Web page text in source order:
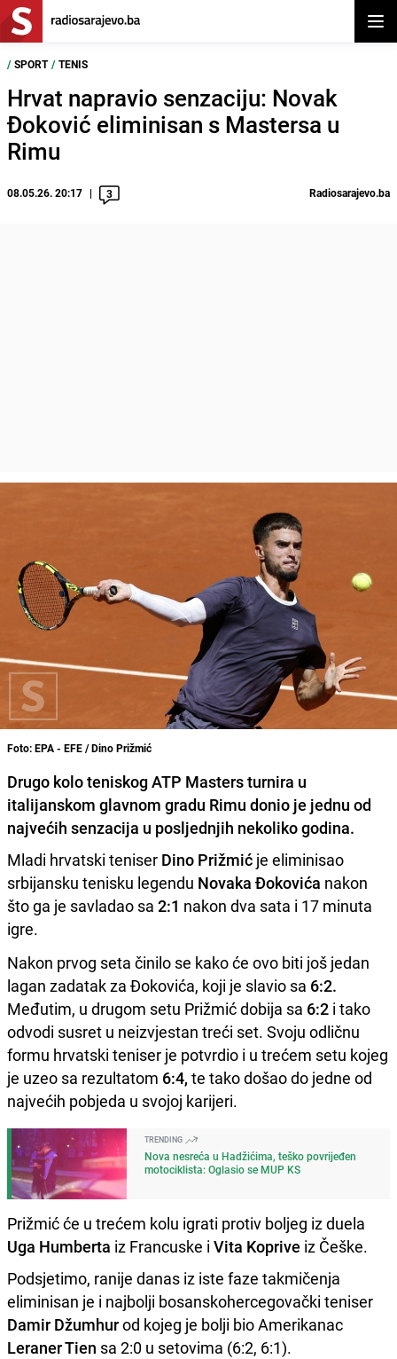
/ SPORT / TENIS
Hrvat napravio senzaciju: Novak
Đoković eliminisan s Mastersa u
Rimu
08.05.26. 20:17 3 Radiosarajevo.ba
Foto: EPA - EFE / Dino Prižmić
Drugo kolo teniskog ATP Masters turnira u
italijanskom glavnom gradu Rimu donio je jednu od
najvećih senzacija u posljednjih nekoliko godina.
Mladi hrvatski teniser Dino Prižmić je eliminisao
srbijansku tenisku legendu Novaka Đokovića nakon
što ga je savladao sa 2:1 nakon dva sata i 17 minuta
igre.
Nakon prvog seta činilo se kako će ovo biti još jedan
lagan zadatak za Đokovića, koji je slavio sa 6:2.
Međutim, u drugom setu Prižmić dobija sa 6:2 i tako
odvodi susret u neizvjestan treći set. Svoju odličnu
formu hrvatski teniser je potvrdio i u trećem setu kojeg
je uzeo sa rezultatom 6:4, te tako došao do jedne od
najvećih pobjeda u svojoj karijeri.
TRENDING
Nova nesreća u Hadžićima, teško povrijeđen
motociklista: Oglasio se MUP KS
Prižmić će u trećem kolu igrati protiv boljeg iz duela
Uga Humberta iz Francuske i Vita Koprive iz Češke.
Podsjetimo, ranije danas iz iste faze takmičenja
eliminisan je i najbolji bosanskohercegovački teniser
Damir Džumhurod kojeg je bolji bio Amerikanac
Leraner Tien sa 2:0 u setovima (6:2, 6:1).